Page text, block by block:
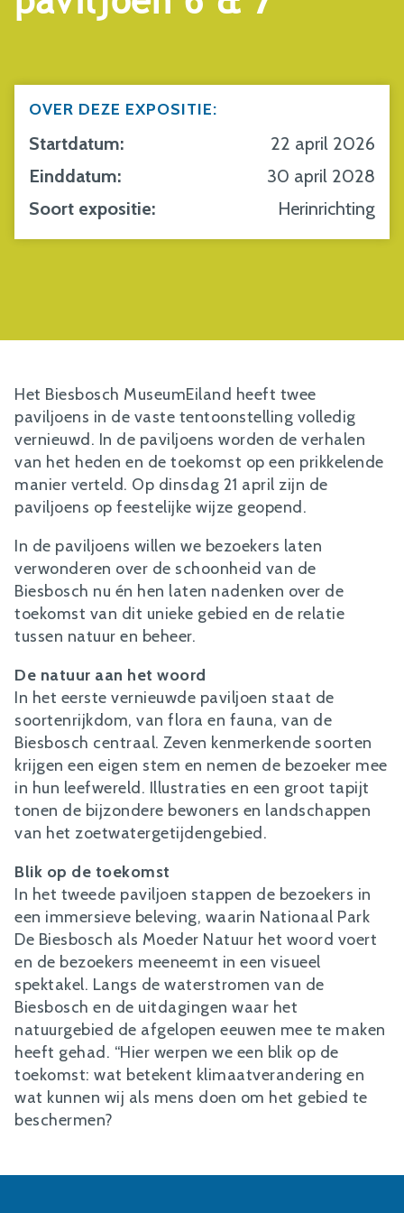
OVER DEZE EXPOSITIE:
Startdatum:
22 april 2026
Einddatum:
30 april 2028
Soort expositie:
Herinrichting
Het Biesbosch MuseumEiland heeft twee
paviljoens in de vaste tentoonstelling volledig
vernieuwd. In de paviljoens worden de verhalen
van het heden en de toekomst op een prikkelende
manier verteld. Op dinsdag 21 april zijn de
paviljoens op feestelijke wijze geopend.
In de paviljoens willen we bezoekers laten
verwonderen over de schoonheid van de
Biesbosch nu én hen laten nadenken over de
toekomst van dit unieke gebied en de relatie
tussen natuur en beheer.
De natuur aan het woord
In het eerste vernieuwde paviljoen staat de
soortenrijkdom, van flora en fauna, van de
Biesbosch centraal. Zeven kenmerkende soorten
krijgen een eigen stem en nemen de bezoeker mee
in hun leefwereld. Illustraties en een groot tapijt
tonen de bijzondere bewoners en landschappen
van het zoetwatergetijdengebied.
Blik op de toekomst
In het tweede paviljoen stappen de bezoekers in
een immersieve beleving, waarin Nationaal Park
De Biesbosch als Moeder Natuur het woord voert
en de bezoekers meeneemt in een visueel
spektakel. Langs de waterstromen van de
Biesbosch en de uitdagingen waar het
natuurgebied de afgelopen eeuwen mee te maken
heeft gehad. “Hier werpen we een blik op de
toekomst: wat betekent klimaatverandering en
wat kunnen wij als mens doen om het gebied te
beschermen?